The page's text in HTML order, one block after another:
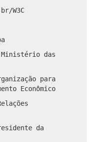
W3C
Ministério das
para
Econômico
da